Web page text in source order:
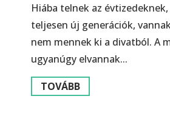
Hiába telnek az
teljesen új generációk,
nem mennek ki a divatból. A
ugyanúgy elvannak...
TOVÁBB